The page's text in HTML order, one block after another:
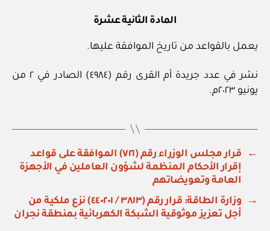
المادة الثانية عشرة
يعمل بالقواعد من تاريخ الموافقة عليها.
نشر في عدد جريدة أم القرى رقم (٤٩٨٤) الصادر في ٢ من
يونيو ٢٠٢٣م.
←
قرار مجلس الوزراء رقم (٧٢١) الموافقة على قواعد
إقرار الأحكام المنظمة لشؤون العاملين في الأجهزة
العامة وتعويضاتهم
→
وزارة الطاقة: قرار رقم (٣٨١٣ / ٤٤٠٢٠١) نزع ملكية من
أجل تعزيز موثوقية الشبكة الكهربائية بمنطقة نجران